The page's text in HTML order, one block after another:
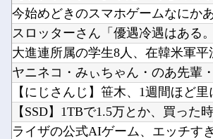
今始めどきのスマホゲームなにか
【にじさんじ】笹木、1週間ほど
ライザの公式AIゲーム、エッチす